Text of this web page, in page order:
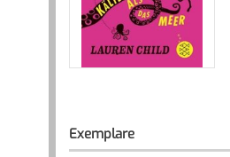
Exemplare